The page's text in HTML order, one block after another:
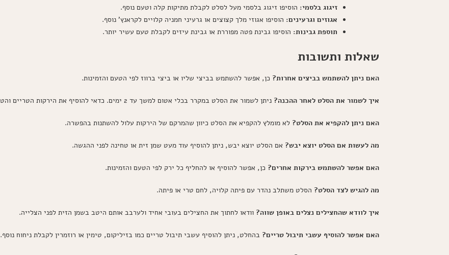
זיגוג בלסמי: הוסיפו זיגוג בלסמי מעל לסלט לקבלת מתיקות קלה וטעם נוסף.
אגוזים וגרעינים: הוסיפו אגוזי מלך קצוצים או גרעיני חמניה קלויים לקראנץ' נוסף.
תוספת גבינות: הוסיפו גבינת פטה מפוררת או גבינת עיזים לקבלת טעם עשיר יותר.
שאלות ותשובות
האם ניתן להשתמש בביצים אחרות? כן, אפשר להשתמש בביצי שליו או ביצי ברווז לפי הטעם והזמינות.
איך לשמור את הסלט לאחר ההכנה? ניתן לשמור את הסלט במקרר בכלי אטום למשך עד 2 ימים. כדאי להוסיף את הירקות הטריים והטחינה ממש לפני ההגשה לשמירה על טריות.
האם ניתן להקפיא את הסלט? לא מומלץ להקפיא את הסלט כיוון שהמרקם של הירקות עלול להשתנות בהפשרה.
מה לעשות אם הסלט יוצא יבש? אם הסלט יוצא יבש, ניתן להוסיף עוד מעט שמן זית או טחינה לפני ההגשה.
האם אפשר להשתמש בירקות אחרים? כן, אפשר להוסיף או להחליף כל ירק לפי הטעם והזמינות.
מה להגיש לצד הסלט? הסלט משתלב נהדר עם פיתה קלויה, לחם טרי או פיתה.
איך לוודא שהחצילים נצלים באופן שווה? וודאו לחתוך את החצילים בעובי אחיד ולערבב אותם היטב בשמן הזית לפני הצלייה.
האם אפשר להוסיף עשבי תיבול טריים? בהחלט, ניתן להוסיף עשבי תיבול טריים כמו בזיליקום, טימין או רוזמרין לקבלת ניחוח נוסף.